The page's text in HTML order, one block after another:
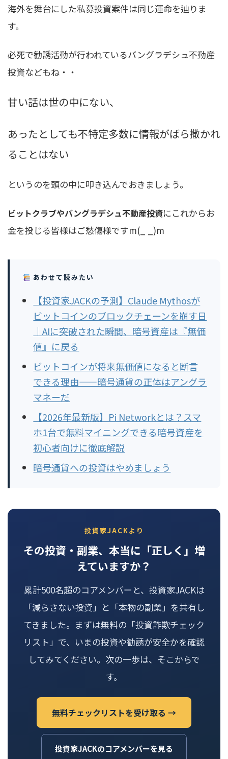
海外を舞台にした私募投資案件は同じ運命を辿りま
す。
必死で勧誘活動が行われているバングラデシュ不動産
投資などもね・・
甘い話は世の中にない、
あったとしても不特定多数に情報がばら撒かれ
ることはない
というのを頭の中に叩き込んでおきましょう。
ビットクラブやバングラデシュ不動産投資にこれからお
金を投じる皆様はご愁傷様ですm(_ _)m
あわせて読みたい
【投資家JACKの予測】Claude Mythosが
ビットコインのブロックチェーンを崩す日
｜AIに突破された瞬間、暗号資産は『無価
値』に戻る
ビットコインが将来無価値になると断言
できる理由——暗号通貨の正体はアングラ
マネーだ
【2026年最新版】Pi Networkとは？スマ
ホ1台で無料マイニングできる暗号資産を
初心者向けに徹底解説
暗号通貨への投資はやめましょう
投資家JACKより
その投資・副業、本当に「正しく」増
えていますか？
累計500名超のコアメンバーと、投資家JACKは
「減らさない投資」と「本物の副業」を共有し
てきました。まずは無料の「投資詐欺チェック
リスト」で、いまの投資や勧誘が安全かを確認
してみてください。次の一歩は、そこからで
す。
無料チェックリストを受け取る →
投資家JACKのコアメンバーを見る